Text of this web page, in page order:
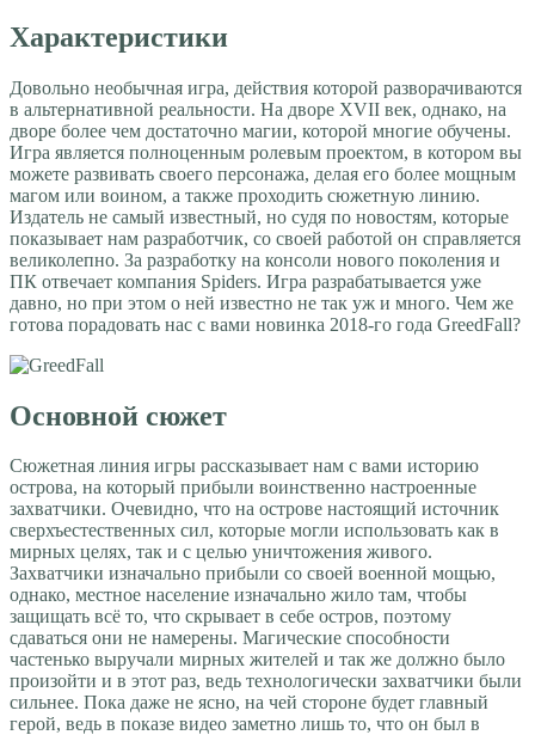
Характеристики
Довольно необычная игра, действия которой разворачиваются
в альтернативной реальности. На дворе XVII век, однако, на
дворе более чем достаточно магии, которой многие обучены.
Игра является полноценным ролевым проектом, в котором вы
можете развивать своего персонажа, делая его более мощным
магом или воином, а также проходить сюжетную линию.
Издатель не самый известный, но судя по новостям, которые
показывает нам разработчик, со своей работой он справляется
великолепно. За разработку на консоли нового поколения и
ПК отвечает компания Spiders. Игра разрабатывается уже
давно, но при этом о ней известно не так уж и много. Чем же
готова порадовать нас с вами новинка 2018-го года GreedFall?
Основной сюжет
Сюжетная линия игры рассказывает нам с вами историю
острова, на который прибыли воинственно настроенные
захватчики. Очевидно, что на острове настоящий источник
сверхъестественных сил, которые могли использовать как в
мирных целях, так и с целью уничтожения живого.
Захватчики изначально прибыли со своей военной мощью,
однако, местное население изначально жило там, чтобы
защищать всё то, что скрывает в себе остров, поэтому
сдаваться они не намерены. Магические способности
частенько выручали мирных жителей и так же должно было
произойти и в этот раз, ведь технологически захватчики были
сильнее. Пока даже не ясно, на чей стороне будет главный
герой, ведь в показе видео заметно лишь то, что он был в